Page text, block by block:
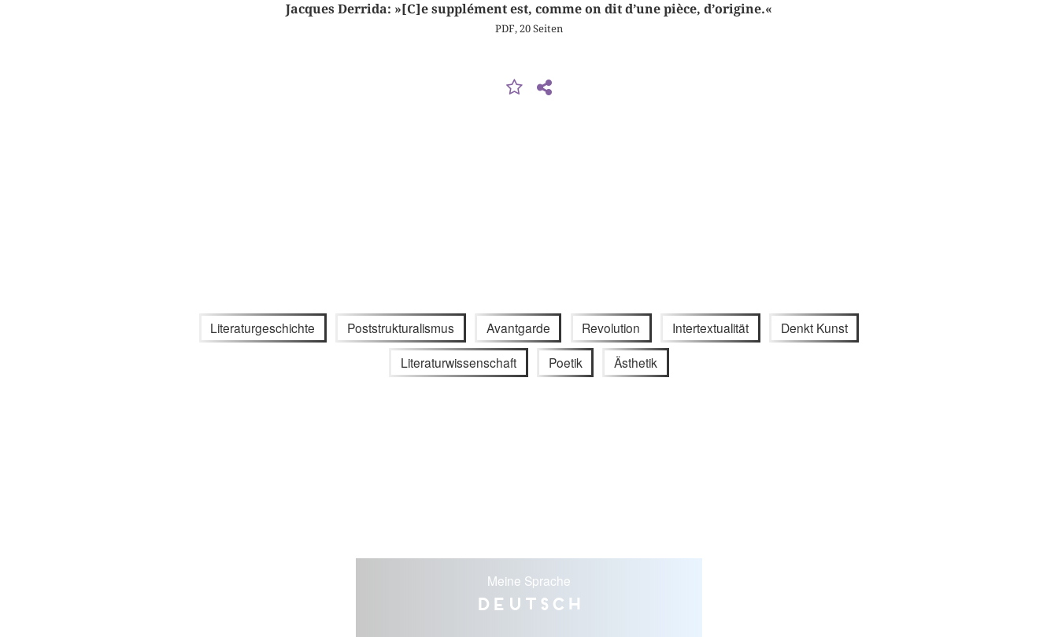
Jacques Derrida: »[C]e supplément est, comme on dit d’une pièce, d’origine.«
PDF, 20 Seiten
Literaturgeschichte Poststrukturalismus Avantgarde Revolution Intertextualität Denkt Kunst
Literaturwissenschaft Poetik Ästhetik
Meine Sprache
Deutsch